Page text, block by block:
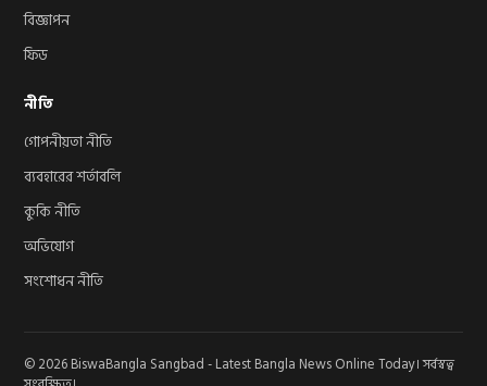
বিজ্ঞাপন
ফিড
নীতি
গোপনীয়তা নীতি
ব্যবহারের শর্তাবলি
কুকি নীতি
অভিযোগ
সংশোধন নীতি
© 2026 BiswaBangla Sangbad - Latest Bangla News Online Today। সর্বস্বত্ব